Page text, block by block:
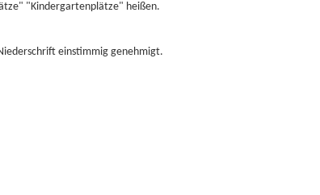
"Kindergartenplätze" heißen.
einstimmig genehmigt.